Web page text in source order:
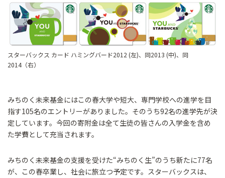
スターバックス カード ハミングバード2012 (左)、同2013 (中)、同
2014（右）
みちのく未来基金にはこの春大学や短大、専門学校への進学を目
指す105名のエントリーがありました。そのうち92名の進学先が決
定しています。今回の寄附金は全て生徒の皆さんの入学金を含め
た学費として充当されます。
みちのく未来基金の支援を受けた“みちのく生”のうち新たに77名
が、この春卒業し、社会に旅立つ予定です。スターバックスは、